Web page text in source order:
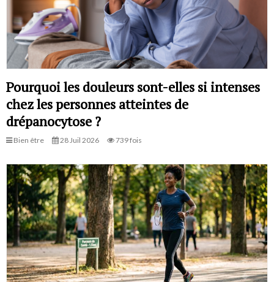
Pourquoi les douleurs sont-elles si intenses
chez les personnes atteintes de
drépanocytose ?
Bien être 28 Juil 2026 739 fois